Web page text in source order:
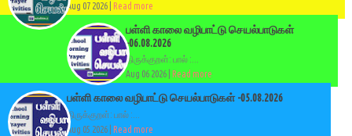
Aug 07 2026 |
Read more
பள்ளி காலை வழிபாட்டு செயல்பாடுகள்
-06.08.2026
திருக்குறள்: பால் :...
Aug 06 2026 | Read more
பள்ளி காலை வழிபாட்டு செயல்பாடுகள் -05.08.2026
திருக்குறள்: பால் :...
Aug 05 2026 | Read more